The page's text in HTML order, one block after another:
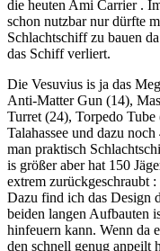
die heuten Ami Carrier .
schon nutzbar nur dürfte
Schlachtschiff zu bauen
das Schiff verliert.
Die Vesuvius is ja das
Anti-Matter Gun (14),
Turret (24), Torpedo
Talahassee und dazu
man praktisch
is größer aber hat 150
extrem zurückgeschraubt
Dazu find ich das Design
beiden langen Aufbauten
hinfeuern kann. Wenn da
den schnell genug anpeilt